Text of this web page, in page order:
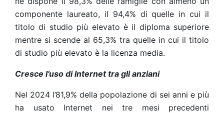
componente laureato, il 94,4% di quelle in cui il
titolo di studio più elevato è il diploma superiore
mentre si scende al 65,3% tra quelle in cui il titolo
di studio più elevato è la licenza media.
Cresce l’uso di Internet tra gli anziani
Nel 2024 l’81,9% della popolazione di sei anni e più
ha usato Internet nei tre mesi precedenti